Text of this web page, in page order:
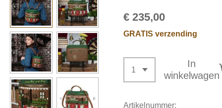
€ 235,00
GRATIS verzending
In
winkelwagen
Artikelnummer: